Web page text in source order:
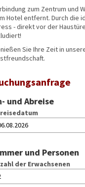
zum Zentrum und
Hotel entfernt. Durch die
- direkt vor der
Sie Ihre Zeit in
und Abreise
und Personen
der Erwachsenen